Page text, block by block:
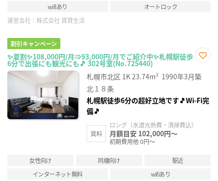
wifiあり
オートロック
運営会社： 株式会社 賃貸生活
割引キャンペーン
✨夏割✨108,000円/月⇒93,000円/月でご紹介中✨札幌駅徒歩
6分で出張にも観光にも🎵 302号室(No.725440)
に入
り登
札幌市北区 1K23.74m² 1990年3月築
北１８条
札幌駅徒歩6分の超好立地です🎵Wi-Fi完
備🎵
賃料
ロング（水道光熱費・清掃費込）
月額目安 102,000円～
初期費用他 0円～
女性向け 同棲向け
駅近
インターネット無料
wifiあり